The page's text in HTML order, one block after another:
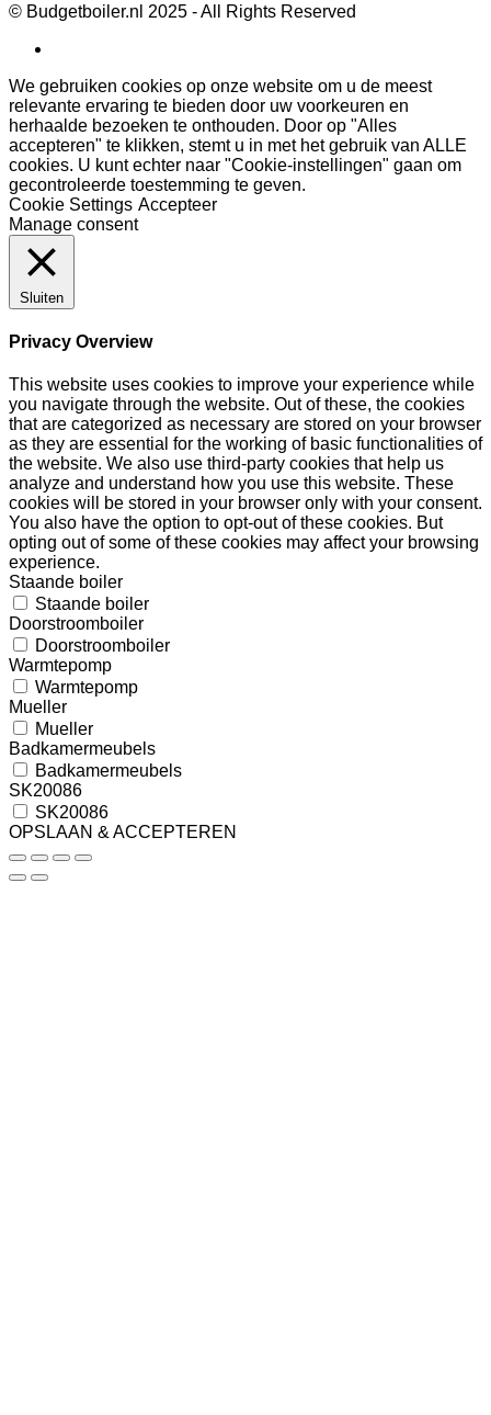
© Budgetboiler.nl 2025 - All Rights Reserved
We gebruiken cookies op onze website om u de meest
relevante ervaring te bieden door uw voorkeuren en
herhaalde bezoeken te onthouden. Door op "Alles
accepteren" te klikken, stemt u in met het gebruik van ALLE
cookies. U kunt echter naar "Cookie-instellingen" gaan om
gecontroleerde toestemming te geven.
Cookie Settings Accepteer
Manage consent
Sluiten
Privacy Overview
This website uses cookies to improve your experience while
you navigate through the website. Out of these, the cookies
that are categorized as necessary are stored on your browser
as they are essential for the working of basic functionalities of
the website. We also use third-party cookies that help us
analyze and understand how you use this website. These
cookies will be stored in your browser only with your consent.
You also have the option to opt-out of these cookies. But
opting out of some of these cookies may affect your browsing
experience.
Staande boiler
Staande boiler
Doorstroomboiler
Doorstroomboiler
Warmtepomp
Warmtepomp
Mueller
Mueller
Badkamermeubels
Badkamermeubels
SK20086
SK20086
OPSLAAN & ACCEPTEREN